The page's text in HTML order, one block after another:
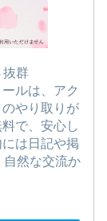
抜群
ルは、アク
やり取りが
で、安心し
は日記や掲
自然な交流か